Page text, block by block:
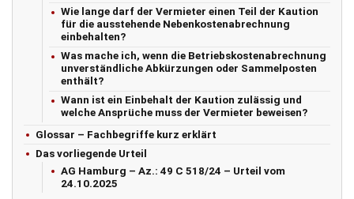
Wie lange darf der Vermieter einen Teil der Kaution
für die ausstehende Nebenkostenabrechnung
einbehalten?
Was mache ich, wenn die Betriebskostenabrechnung
unverständliche Abkürzungen oder Sammelposten
enthält?
Wann ist ein Einbehalt der Kaution zulässig und
welche Ansprüche muss der Vermieter beweisen?
Glossar – Fachbegriffe kurz erklärt
Das vorliegende Urteil
AG Hamburg – Az.: 49 C 518/24 – Urteil vom
24.10.2025